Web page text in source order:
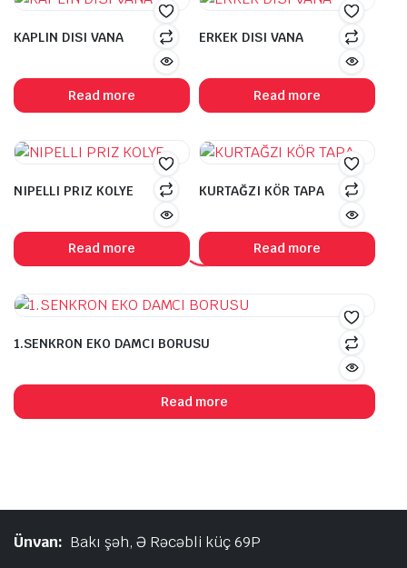
KAPLIN DISI VANA
Read more
ERKEK DISI VANA
Read more
NIPELLI PRIZ KOLYE
Read more
KURTAĞZI KÖR TAPA
Read more
1.SENKRON EKO DAMCI BORUSU
Read more
Ünvan: Bakı şəh, Ə Rəcəbli küç 69P